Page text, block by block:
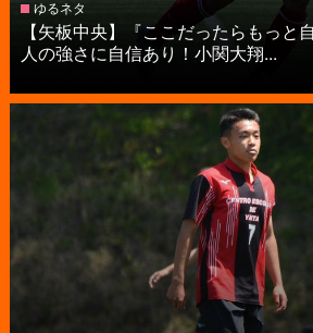
ゆるネタ
【矢板中央】『ここだったらもっと
人の強さに自信あり！小関大翔...